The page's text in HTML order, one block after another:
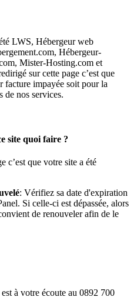
LWS, Hébergeur web
Hébergeur-
Mister-Hosting.com et
sur cette page c’est que
facture impayée soit pour la
de nos services.
site quoi faire ?
c’est que votre site a été
: Vérifiez sa date d'expiration
Si celle-ci est dépassée, alors
de renouveler afin de le
à votre écoute au 0892 700